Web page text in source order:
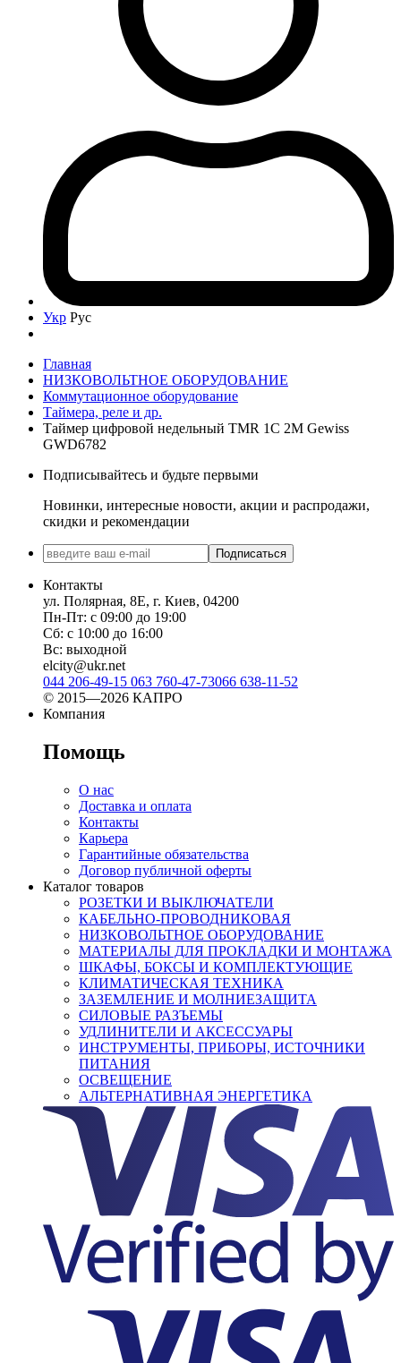
Укр Рус
Главная
НИЗКОВОЛЬТНОЕ ОБОРУДОВАНИЕ
Коммутационное оборудование
Таймера, реле и др.
Таймер цифровой недельный TMR 1C 2M Gewiss
GWD6782
Подписывайтесь и будьте первыми
Новинки, интересные новости, акции и распродажи,
скидки и рекомендации
Подписаться
Контакты
ул. Полярная, 8Е, г. Киев, 04200
Пн-Пт: с 09:00 до 19:00
Сб: с 10:00 до 16:00
Вс: выходной
elcity@ukr.net
044 206-49-15 063 760-47-73066 638-11-52
© 2015—2026 КАПРО
Компания
Помощь
О нас
Доставка и оплата
Контакты
Карьера
Гарантийные обязательства
Договор публичной оферты
Каталог товаров
РОЗЕТКИ И ВЫКЛЮЧАТЕЛИ
КАБЕЛЬНО-ПРОВОДНИКОВАЯ
НИЗКОВОЛЬТНОЕ ОБОРУДОВАНИЕ
МАТЕРИАЛЫ ДЛЯ ПРОКЛАДКИ И МОНТАЖА
ШКАФЫ, БОКСЫ И КОМПЛЕКТУЮЩИЕ
КЛИМАТИЧЕСКАЯ ТЕХНИКА
ЗАЗЕМЛЕНИЕ И МОЛНИЕЗАЩИТА
СИЛОВЫЕ РАЗЪЕМЫ
УДЛИНИТЕЛИ И АКСЕССУАРЫ
ИНСТРУМЕНТЫ, ПРИБОРЫ, ИСТОЧНИКИ
ПИТАНИЯ
ОСВЕЩЕНИЕ
АЛЬТЕРНАТИВНАЯ ЭНЕРГЕТИКА